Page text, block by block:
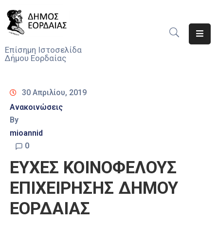
Επίσημη Ιστοσελίδα
Δήμου Εορδαίας
Νέα
Υπηρεσίες
Του
Δήμου
Προσκλήσεις
Αποφάσεις
Τηλέφωνα
30 Απριλίου, 2019
Ανακοινώσεις
By
mioannid
0
ΕΥΧΕΣ ΚΟΙΝΟΦΕΛΟΥΣ
ΕΠΙΧΕΙΡΗΣΗΣ ΔΗΜΟΥ
ΕΟΡΔΑΙΑΣ